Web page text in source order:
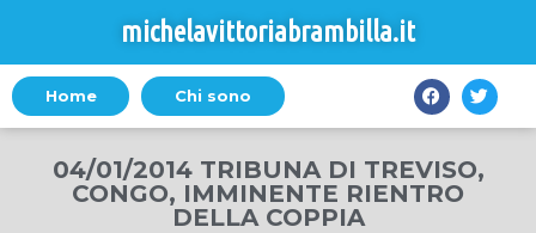
michelavittoriabrambilla.it
Home Chi sono
04/01/2014 TRIBUNA DI TREVISO,
CONGO, IMMINENTE RIENTRO
DELLA COPPIA